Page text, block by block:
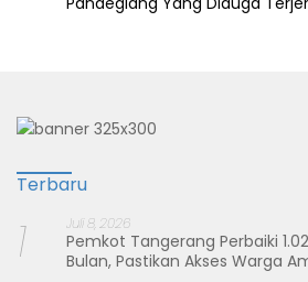
Terbaru
1 Juli 8, 2026
Pemkot Tangerang Perbaiki
Bulan, Pastikan Akses Warga